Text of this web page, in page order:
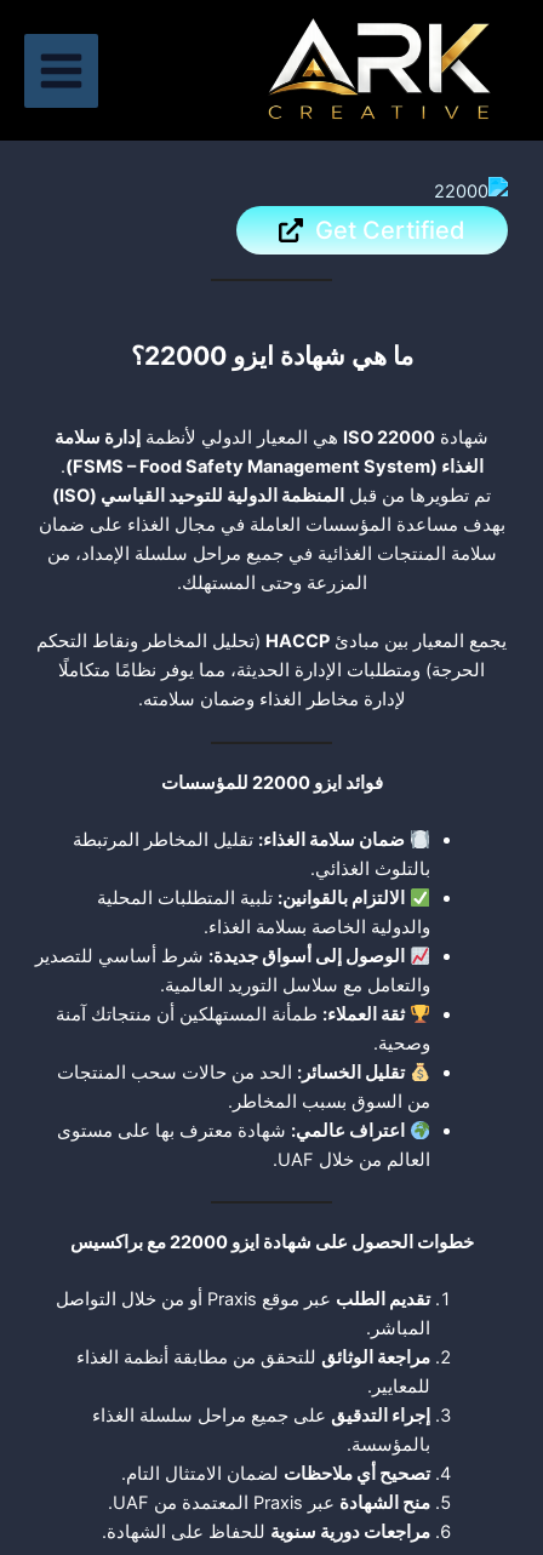
Get Certified
ما هي شهادة ايزو 22000؟
شهادة ISO 22000 هي المعيار الدولي لأنظمة إدارة سلامة
الغذاء (FSMS – Food Safety Management System)
.
تم تطويرها من قبل المنظمة الدولية للتوحيد القياسي (ISO)
بهدف مساعدة المؤسسات العاملة في مجال الغذاء على ضمان
سلامة المنتجات الغذائية في جميع مراحل سلسلة الإمداد، من
المزرعة وحتى المستهلك.
يجمع المعيار بين مبادئ HACCP (تحليل المخاطر ونقاط التحكم
الحرجة) ومتطلبات الإدارة الحديثة، مما يوفر نظامًا متكاملًا
لإدارة مخاطر الغذاء وضمان سلامته.
فوائد ايزو 22000 للمؤسسات
ضمان سلامة الغذاء: تقليل المخاطر المرتبطة
بالتلوث الغذائي.
الالتزام بالقوانين: تلبية المتطلبات المحلية
والدولية الخاصة بسلامة الغذاء.
الوصول إلى أسواق جديدة: شرط أساسي للتصدير
والتعامل مع سلاسل التوريد العالمية.
ثقة العملاء: طمأنة المستهلكين أن منتجاتك آمنة
وصحية.
تقليل الخسائر : الحد من حالات سحب المنتجات
من السوق بسبب المخاطر.
اعتراف عالمي: شهادة معترف بها على مستوى
العالم من خلال UAF.
خطوات الحصول على شهادة ايزو 22000 مع براكسيس
تقديم الطلب
عبر موقع Praxis أو من خلال التواصل
المباشر.
مراجعة الوثائقللتحقق من مطابقة أنظمة الغذاء
للمعايير.
إجراء التدقيقعلى جميع مراحل سلسلة الغذاء
بالمؤسسة.
تصحيح أي ملاحظات لضمان الامتثال التام.
منح الشهادة عبر Praxis المعتمدة من UAF.
مراجعات دورية سنوية للحفاظ على الشهادة.